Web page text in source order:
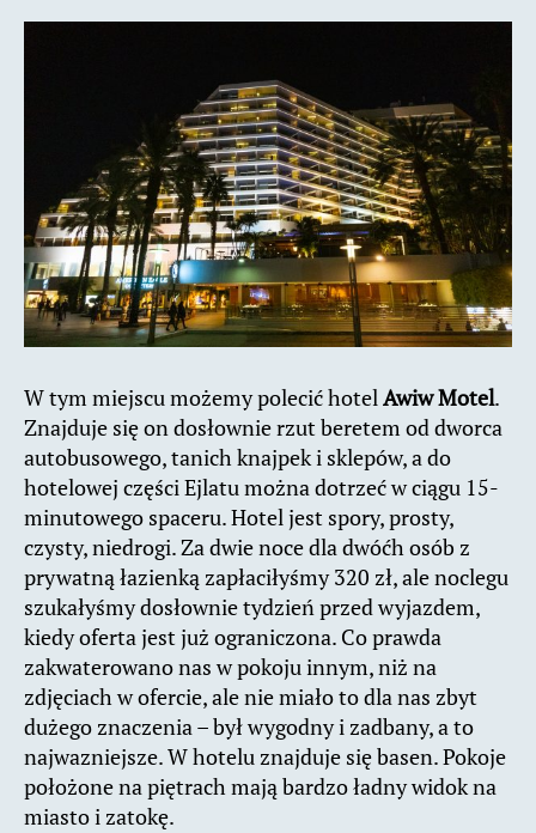
W tym miejscu możemy polecić hotelAwiw Motel.
Znajduje się on dosłownie rzut beretem od dworca
autobusowego, tanich knajpek i sklepów, a do
hotelowej części Ejlatu można dotrzeć w ciągu 15-
minutowego spaceru. Hotel jest spory, prosty,
czysty, niedrogi. Za dwie noce dla dwóćh osób z
prywatną łazienką zapłaciłyśmy 320 zł, ale noclegu
szukałyśmy dosłownie tydzień przed wyjazdem,
kiedy oferta jest już ograniczona. Co prawda
zakwaterowano nas w pokoju innym, niż na
zdjęciach w ofercie, ale nie miało to dla nas zbyt
dużego znaczenia – był wygodny i zadbany, a to
najwazniejsze. W hotelu znajduje się basen. Pokoje
położone na piętrach mają bardzo ładny widok na
miasto i zatokę.